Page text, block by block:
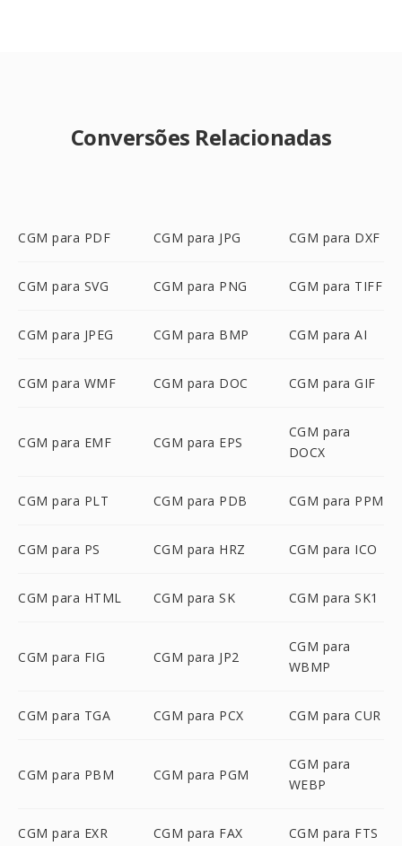
Conversões Relacionadas
CGM para PDF CGM para JPG CGM para DXF
CGM para SVG CGM para PNG CGM para TIFF
CGM para JPEG CGM para BMP CGM para AI
CGM para WMF CGM para DOC CGM para GIF
CGM para EMF CGM para EPS
CGM para
DOCX
CGM para PLT CGM para PDB CGM para PPM
CGM para PS CGM para HRZ CGM para ICO
CGM para HTML CGM para SK CGM para SK1
CGM para FIG CGM para JP2
CGM para
WBMP
CGM para TGA CGM para PCX CGM para CUR
CGM para PBM CGM para PGM
CGM para
WEBP
CGM para EXR CGM para FAX CGM para FTS